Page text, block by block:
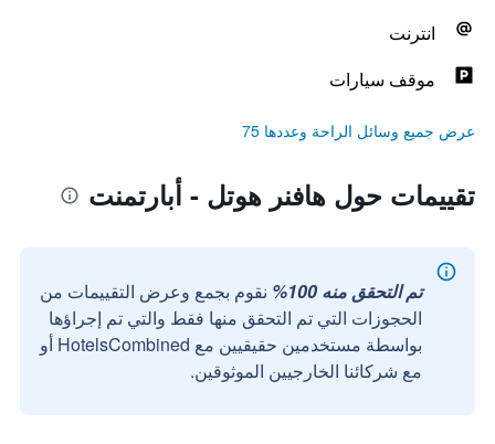
انترنت
موقف سيارات
عرض جميع وسائل الراحة وعددها 75
تقييمات حول هافنر هوتل - أبارتمنت
تم التحقق منه 100%
نقوم بجمع وعرض التقييمات من
الحجوزات التي تم التحقق منها فقط والتي تم إجراؤها
بواسطة مستخدمين حقيقيين مع HotelsCombined أو
مع شركائنا الخارجيين الموثوقين.